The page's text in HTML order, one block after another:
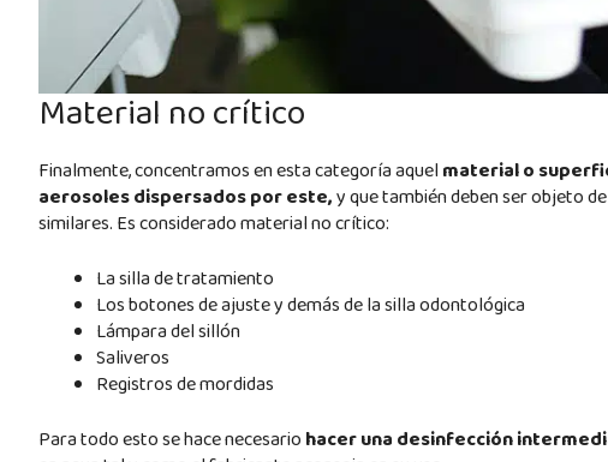
Material no crítico
Finalmente, concentramos en esta categoría aquel material o
aerosoles dispersados por este,y que también deben ser objeto
similares. Es considerado material no crítico:
La silla de tratamiento
Los botones de ajuste y demás de la silla odontológica
Lámpara del sillón
Saliveros
Registros de mordidas
Para todo esto se hace necesario hacer una desinfección